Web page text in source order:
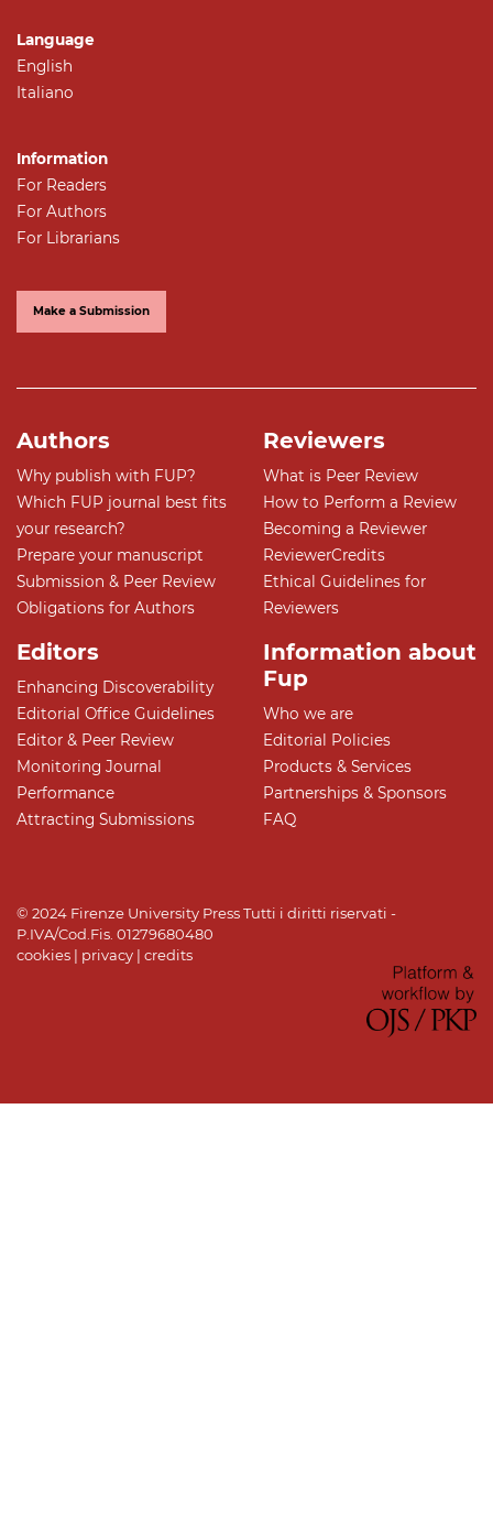
Language
English
Italiano
Information
For Readers
For Authors
For Librarians
Make a Submission
Authors
Why publish with FUP?
Which FUP journal best fits
your research?
Prepare your manuscript
Submission & Peer Review
Obligations for Authors
Reviewers
What is Peer Review
How to Perform a Review
Becoming a Reviewer
ReviewerCredits
Ethical Guidelines for
Reviewers
Editors
Enhancing Discoverability
Editorial Office Guidelines
Editor & Peer Review
Monitoring Journal
Performance
Attracting Submissions
Information about
Fup
Who we are
Editorial Policies
Products & Services
Partnerships & Sponsors
FAQ
© 2024 Firenze University Press Tutti i diritti riservati -
P.IVA/Cod.Fis. 01279680480
cookies | privacy | credits